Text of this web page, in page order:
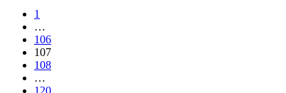
1
…
106
107
108
…
120